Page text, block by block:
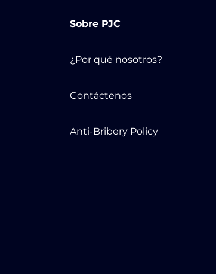
Sobre PJC
¿Por qué nosotros?
Contáctenos
Anti-Bribery Policy